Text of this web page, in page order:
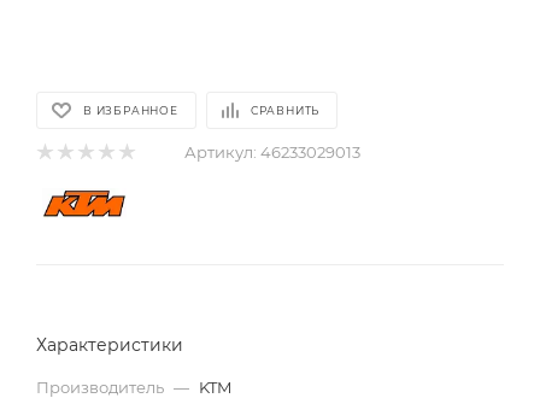
В ИЗБРАННОЕ СРАВНИТЬ
Артикул: 46233029013
Характеристики
Производитель — KTM